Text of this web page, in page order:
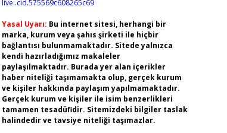
live:.cid.575569c608265c69
Yasal Uyarı: Bu internet sitesi, herhangi bir
marka, kurum veya şahıs şirketi ile hiçbir
bağlantısı bulunmamaktadır. Sitede yalnızca
kendi hazırladığımız makaleler
paylaşılmaktadır. Burada yer alan içerikler
haber niteliği taşımamakta olup, gerçek kurum
ve kişiler hakkında paylaşım yapılmamaktadır.
Gerçek kurum ve kişiler ile isim benzerlikleri
tamamen tesadüfidir. Sitemizdeki bilgiler taslak
halindedir ve tavsiye niteliği taşımazlar.